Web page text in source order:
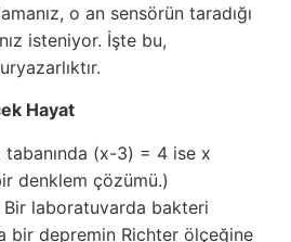
o an sensörün taradığı
isteniyor. İşte bu,
Hayat
tabanında (x-3) = 4 ise x
denklem çözümü.)
Bir laboratuvarda bakteri
bir depremin Richter ölçeğine